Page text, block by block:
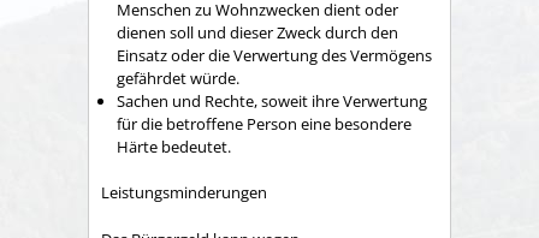
Menschen zu Wohnzwecken dient oder
dienen soll und dieser Zweck durch den
Einsatz oder die Verwertung des Vermögens
gefährdet würde.
Sachen und Rechte, soweit ihre Verwertung
für die betroffene Person eine besondere
Härte bedeutet.
Leistungsminderungen